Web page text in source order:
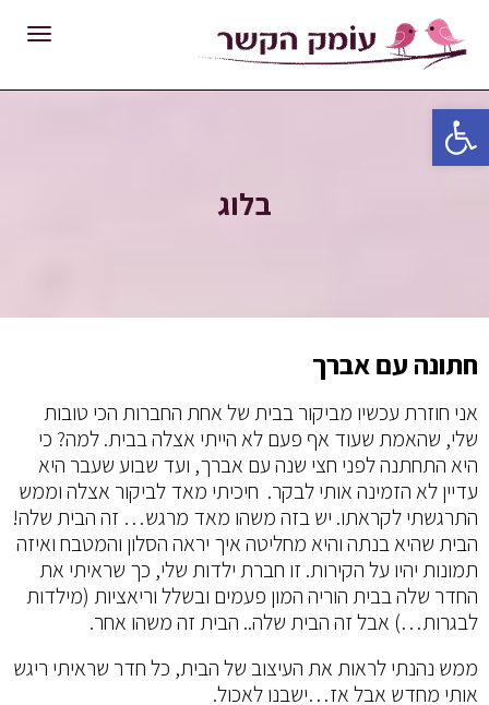
פתח סרגל נגישות
בלוג
חתונה עם אברך
אני חוזרת עכשיו מביקור בבית של אחת החברות הכי טובות
שלי, שהאמת שעוד אף פעם לא הייתי אצלה בבית. למה? כי
היא התחתנה לפני חצי שנה עם אברך, ועד שבוע שעבר היא
עדיין לא הזמינה אותי לבקר. חיכיתי מאד לביקור אצלה וממש
התרגשתי לקראתו. יש בזה משהו מאד מרגש… זה הבית שלה!
הבית שהיא בנתה והיא מחליטה איך יראה הסלון והמטבח ואיזה
תמונות יהיו על הקירות. זו חברת ילדות שלי, כך שראיתי את
החדר שלה בבית הוריה המון פעמים ובשלל וריאציות (מילדות
לבגרות…) אבל זה הבית שלה.. הבית זה משהו אחר.
ממש נהנתי לראות את העיצוב של הבית, כל חדר שראיתי ריגש
אותי מחדש אבל אז…ישבנו לאכול.